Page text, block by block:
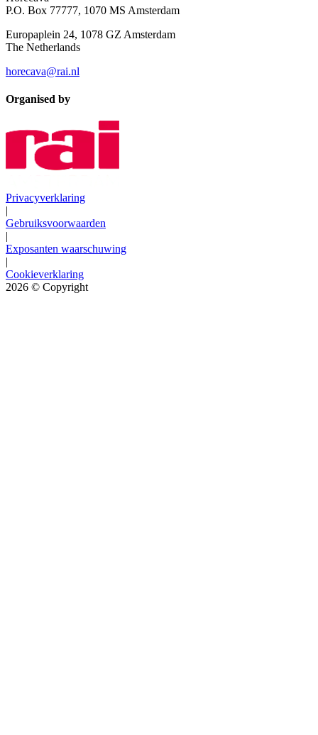
P.O. Box 77777, 1070 MS Amsterdam
Europaplein 24, 1078 GZ Amsterdam
The Netherlands
horecava@rai.nl
Organised by
Privacyverklaring
|
Gebruiksvoorwaarden
|
Exposanten waarschuwing
|
Cookieverklaring
2026 © Copyright